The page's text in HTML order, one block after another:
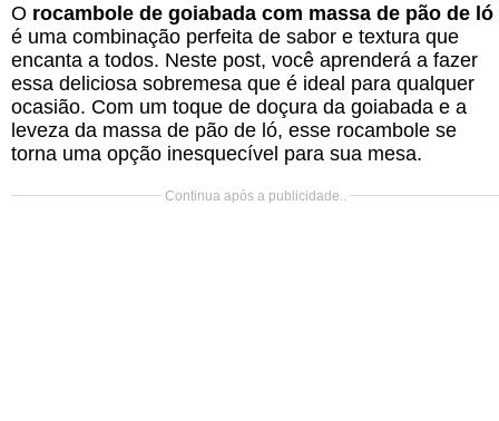
O rocambole de goiabada com massa de pão de ló
é uma combinação perfeita de sabor e textura que
encanta a todos. Neste post, você aprenderá a fazer
essa deliciosa sobremesa que é ideal para qualquer
ocasião. Com um toque de doçura da goiabada e a
leveza da massa de pão de ló, esse rocambole se
torna uma opção inesquecível para sua mesa.
Continua após a publicidade..